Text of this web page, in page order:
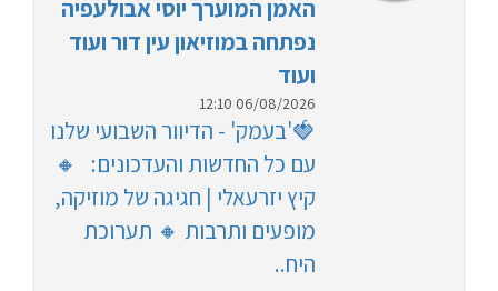
האמן המוערך יוסי אבולעפיה
נפתחה במוזיאון עין דור ועוד
ועוד
06/08/2026 12:10
🍓'בעמק' - הדיוור השבועי שלנו
עם כל החדשות והעדכונים: 🔸
קיץ יזרעאלי | חגיגה של מוזיקה,
מופעים ותרבות 🔸 תערוכת
היח..